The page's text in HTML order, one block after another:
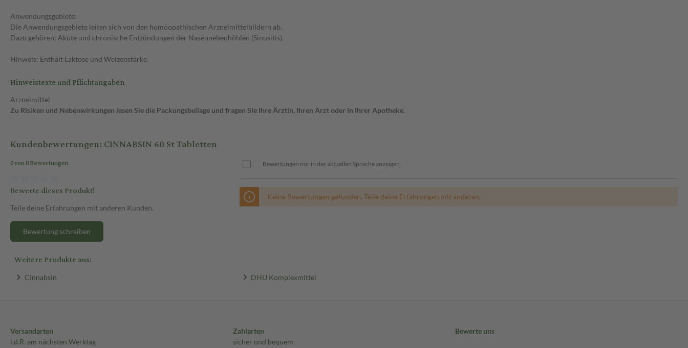
Anwendungsgebiete:
Die Anwendungsgebiete leiten sich von den homöopathischen Arzneimittelbildern ab.
Dazu gehören: Akute und chronische Entzündungen der Nasennebenhöhlen (Sinusitis).
Hinweis: Enthält Laktose und Weizenstärke.
Hinweistexte und Pflichtangaben
Arzneimittel
Zu Risiken und Nebenwirkungen lesen Sie die Packungsbeilage und fragen Sie Ihre Ärztin, Ihren Arzt oder in Ihrer Apotheke.
Kundenbewertungen: CINNABSIN 60 St Tabletten
0 von 0 Bewertungen
Bewerte dieses Produkt!
Teile deine Erfahrungen mit anderen Kunden.
Bewertung schreiben
Bewertungen nur in der aktuellen Sprache anzeigen.
Keine Bewertungen gefunden. Teile deine Erfahrungen mit anderen.
Weitere Produkte aus:
Cinnabsin DHU Komplexmittel
Versandarten
i.d.R. am nächsten Werktag
Zahlarten
sicher und bequem
Bewerte uns